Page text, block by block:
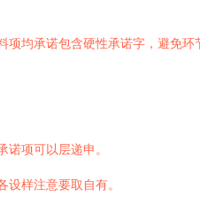
均承诺包含硬性承诺字，避免
项可以层递申。
样注意要取自有。